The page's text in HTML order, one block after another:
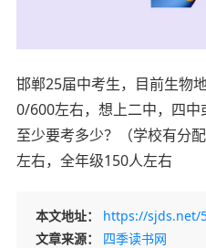
邯郸25届中考生，目前生物
0/600左右，想上二中，四
至少要考多少？（学校有分
左右，全年级150人左右
本文地址：
https://sjds.net/
文章来源：
四季读书网